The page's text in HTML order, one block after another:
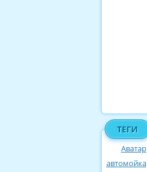
ТЕГИ
Аватар
автомойка